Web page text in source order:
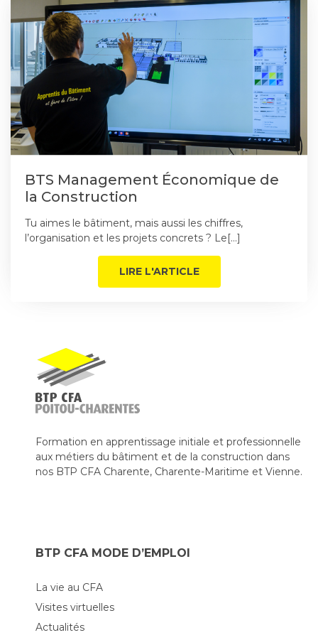
BTS Management Économique de
la Construction
Tu aimes le bâtiment, mais aussi les chiffres,
l’organisation et les projets concrets ? Le[…]
LIRE L'ARTICLE
Formation en apprentissage initiale et professionnelle
aux métiers du bâtiment et de la construction dans
nos BTP CFA Charente, Charente-Maritime et Vienne.
BTP CFA MODE D’EMPLOI
La vie au CFA
Visites virtuelles
Actualités